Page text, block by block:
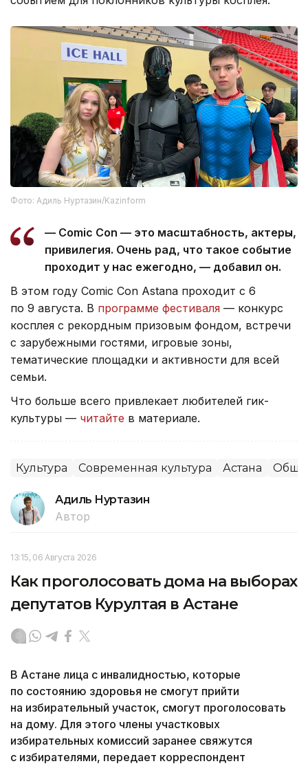
Фото: Адиль Нуртазин/Kazinform
— Comic Con — это масштабность, актеры,
привилегия. Очень рад, что такое событие
проходит у нас ежегодно, — добавил он.
В этом году Comic Con Astana проходит с 6
по 9 августа. В программе фестиваля — конкурс
косплея с рекордным призовым фондом, встречи
с зарубежными гостями, игровые зоны,
тематические площадки и активности для всей
семьи.
Что больше всего привлекает любителей гик-
культуры — читайте в материале.
Культура Современная культура Астана
Адиль Нуртазин
Автор
13:15, 06 Августа 2026
Как проголосовать дома на выборах
депутатов Курултая в Астане
В Астане лица с инвалидностью, которые
по состоянию здоровья не смогут прийти
на избирательный участок, смогут проголосовать
на дому. Для этого члены участковых
избирательных комиссий заранее свяжутся
с избирателями, передает корреспондент